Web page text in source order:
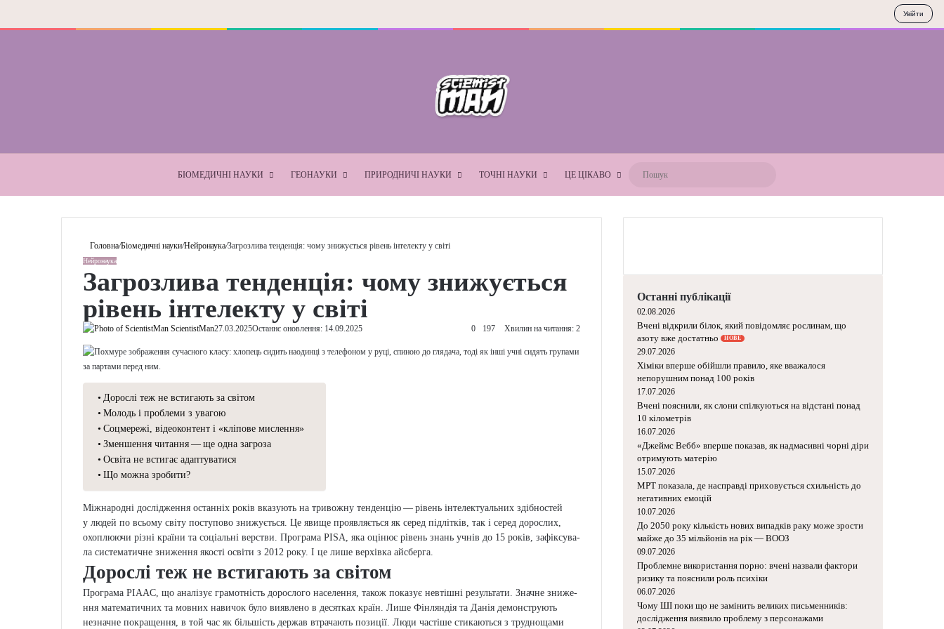
БІОМЕДИЧНІ НАУКИ ГЕОНАУКИ ПРИРОДНИЧІ НАУКИ ТОЧНІ НАУКИ ЦЕ ЦІКАВО
Головна/Біомедичні науки/Нейронаука/Загрозлива тенденція: чому знижується рівень інтелекту
у світі
Нейронаука
Загрозлива тенденція: чому
знижується рівень
інтелекту у світі
Дорослі теж не встигають за світом
Молодь і проблеми з увагою
Освіта не встигає адаптуватися
Що можна зробити?
Міжнародні дослі­дже­н­ня остан­ніх років вка­зу­ють на три­во­жну тен­ден­цію — рівень
інте­ле­кту­аль­них зді­бно­стей у людей по всьо­му світу посту­по­во зни­жу­є­ться. Це
явище про­яв­ля­є­ться як серед під­лі­тків, так і серед доро­слих, охо­плю­ю­чи різні кра­ї­
ни та соці­аль­ні вер­стви. Програма PISA, яка оці­нює рівень знань учнів до 15 років,
зафі­ксу­ва­ла систе­ма­ти­чне зни­же­н­ня яко­сті осві­ти з 2012 року. І це лише вер­хів­ка
Останні публікації
02.08.2026
Вчені відкрили білок, який повідомляє
рослинам, що азоту вже достатньо
29.07.2026
Хіміки вперше обійшли правило, яке
вважалося непорушним понад 100 років
17.07.2026
Вчені пояснили, як слони спілкуються на
відстані понад 10 кілометрів
16.07.2026
«Джеймс Вебб» вперше показав, як
надмасивні чорні діри отримують
матерію
15.07.2026
МРТ показала, де насправді
приховується схильність до негативних
емоцій
10.07.2026
До 2050 року кількість нових випадків
раку може зрости майже до 35
мільйонів на рік — ВООЗ
09.07.2026
Проблемне використання порно: вчені
назвали фактори ризику та пояснили
Увійти